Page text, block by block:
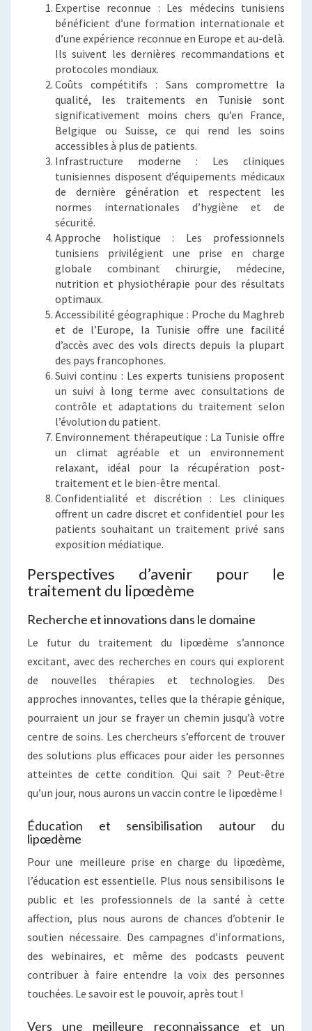
Expertise reconnue : Les médecins tunisiens
bénéficient d’une formation internationale et
d’une expérience reconnue en Europe et au-delà.
Ils suivent les dernières recommandations et
protocoles mondiaux.
Coûts compétitifs : Sans compromettre la
qualité, les traitements en Tunisie sont
significativement moins chers qu’en France,
Belgique ou Suisse, ce qui rend les soins
accessibles à plus de patients.
Infrastructure moderne : Les cliniques
tunisiennes disposent d’équipements médicaux
de dernière génération et respectent les
normes internationales d’hygiène et de
sécurité.
Approche holistique : Les professionnels
tunisiens privilégient une prise en charge
globale combinant chirurgie, médecine,
nutrition et physiothérapie pour des résultats
optimaux.
Accessibilité géographique : Proche du Maghreb
et de l’Europe, la Tunisie offre une facilité
d’accès avec des vols directs depuis la plupart
des pays francophones.
Suivi continu : Les experts tunisiens proposent
un suivi à long terme avec consultations de
contrôle et adaptations du traitement selon
l’évolution du patient.
Environnement thérapeutique : La Tunisie offre
un climat agréable et un environnement
relaxant, idéal pour la récupération post-
traitement et le bien-être mental.
Confidentialité et discrétion : Les cliniques
offrent un cadre discret et confidentiel pour les
patients souhaitant un traitement privé sans
exposition médiatique.
Perspectives d’avenir pour le
traitement du lipœdème
Recherche et innovations dans le domaine
Le futur du traitement du lipœdème s’annonce
excitant, avec des recherches en cours qui explorent
de nouvelles thérapies et technologies. Des
approches innovantes, telles que la thérapie génique,
pourraient un jour se frayer un chemin jusqu’à votre
centre de soins. Les chercheurs s’efforcent de trouver
des solutions plus efficaces pour aider les personnes
atteintes de cette condition. Qui sait ? Peut-être
qu’un jour, nous aurons un vaccin contre le lipœdème !
Éducation et sensibilisation autour du
lipœdème
Pour une meilleure prise en charge du lipœdème,
l’éducation est essentielle. Plus nous sensibilisons le
public et les professionnels de la santé à cette
affection, plus nous aurons de chances d’obtenir le
soutien nécessaire. Des campagnes d’informations,
des webinaires, et même des podcasts peuvent
contribuer à faire entendre la voix des personnes
touchées. Le savoir est le pouvoir, après tout !
Vers une meilleure reconnaissance et un